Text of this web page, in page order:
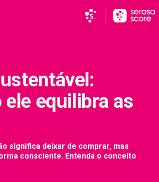
equilibra as
significa deixar de comprar, mas
consciente. Entenda o conceito